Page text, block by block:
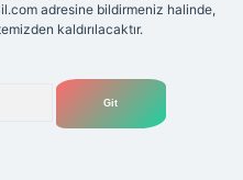
adresine bildirmeniz halinde,
kaldırılacaktır.